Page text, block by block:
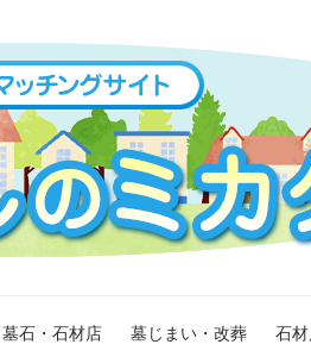
墓石・石材店 墓じまい・改葬 石